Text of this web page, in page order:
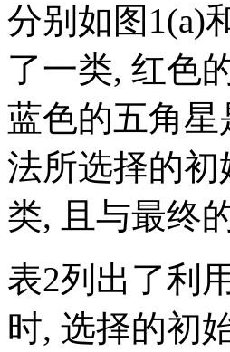
分别如图1(a)
了一类, 红色
蓝色的五角
法所选择的
类, 且与最终
表2列出了利
时, 选择的初